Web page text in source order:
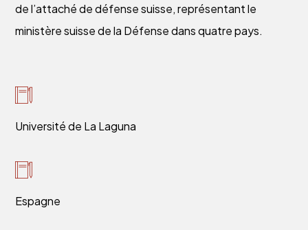
Université de La Laguna
Espagne
de l’attaché de défense suisse, représentant le
ministère suisse de la Défense dans quatre pays.